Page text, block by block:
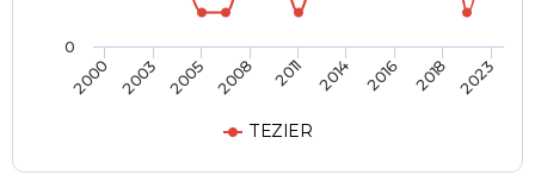
TEZIER
2000 2003 2005 2008 2011 2014 2016 2018 2023
0